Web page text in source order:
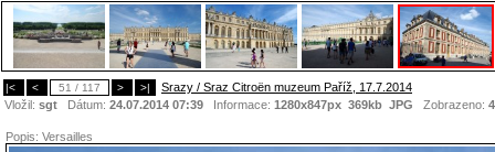
|< < 51 / 117 > >|
Srazy / Sraz Citroën muzeum Paříž, 17.7.2014
Vložil: sgt Dátum: 24.07.2014 07:39 Informace: 1280x847px 369kb JPG Zobrazeno:
Popis: Versailles